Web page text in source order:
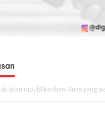
akan dipublikasikan. Ruas yang